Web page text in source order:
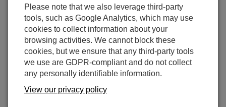
Microsoft の RNDIS ドライバーをインストールする
Please note that we also leverage third-party
tools, such as Google Analytics, which may use
cookies to collect information about your
browsing activities. We cannot block these
cookies, but we ensure that any third-party tools
we use are GDPR-compliant and do not collect
any personally identifiable information.
View our privacy policy